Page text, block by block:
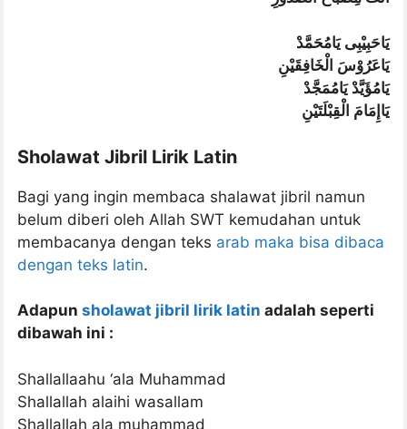
يَاحَبِيْبِى يَامُحَمَّدْ
يَاعَرُوْسَ الْخَافِقَيْنِ
يَامُؤَيَّدْ يَامُمَجَّدْ
يَاإِمَامَ الْقِبْلَتَيْنِ
Sholawat Jibril Lirik Latin
Bagi yang ingin membaca shalawat jibril namun
belum diberi oleh Allah SWT kemudahan untuk
membacanya dengan teks arab maka bisa dibaca
dengan teks latin.
Adapun sholawat jibril lirik latin adalah seperti
dibawah ini :
Shallallaahu ‘ala Muhammad
Shallallah alaihi wasallam
Shallallah ala muhammad